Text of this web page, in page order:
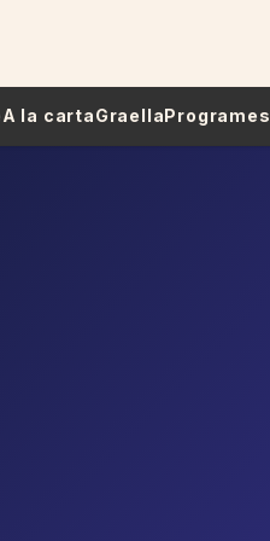
A la cartaGraellaProgrames